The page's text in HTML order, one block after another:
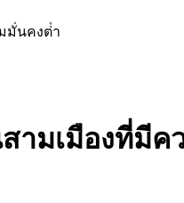
มั่นคงต่ํา
ามเมืองที่มี